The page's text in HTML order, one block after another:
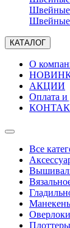
КАТАЛОГ
О
АКЦИИ
Оплата и
Все